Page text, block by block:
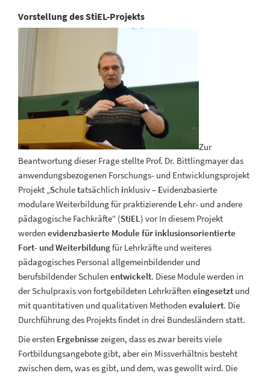
Vorstellung des StiEL-Projekts
Zur
Beantwortung dieser Frage stellte Prof. Dr. Bittlingmayer das
anwendungsbezogenen Forschungs- und Entwicklungsprojekt
Projekt „Schuletatsächlich inklusiv – Evidenzbasierte
modulare Weiterbildung für praktizierende Lehr- und andere
pädagogische Fachkräfte“ (StiEL) vor In diesem Projekt
werden evidenzbasierte Module für inklusionsorientierte
Fort- und Weiterbildungfür Lehrkräfte und weiteres
pädagogisches Personal allgemeinbildender und
berufsbildender Schulen entwickelt. Diese Module werden in
der Schulpraxis von fortgebildeten Lehrkräften eingesetzt und
mit quantitativen und qualitativen Methoden evaluiert. Die
Durchführung des Projekts findet in drei Bundesländern statt.
Die ersten Ergebnisse zeigen, dass es zwar bereits viele
Fortbildungsangebote gibt, aber ein Missverhältnis besteht
zwischen dem, was es gibt, und dem, was gewollt wird. Die